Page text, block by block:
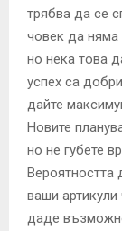
трябва да се
човек да няма
но нека това
успех са
дайте
Новите
но не губете
Вероятността
ваши
даде